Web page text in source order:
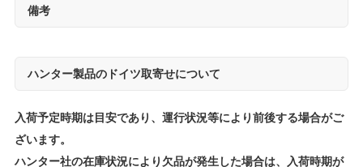
備考
ハンター製品のドイツ取寄せについて
入荷予定時期は目安であり、運行状況等により前後する場合がご
ざいます。
ハンター社の在庫状況により欠品が発生した場合は、入荷時期が